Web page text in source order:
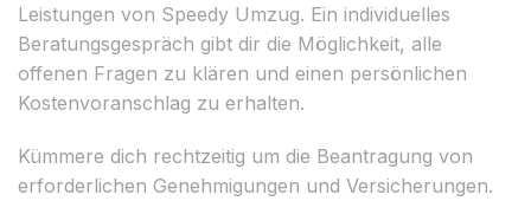
Leistungen von Speedy Umzug. Ein individuelles
Beratungsgespräch gibt dir die Möglichkeit, alle
offenen Fragen zu klären und einen persönlichen
Kostenvoranschlag zu erhalten.
Kümmere dich rechtzeitig um die Beantragung von
erforderlichen Genehmigungen und Versicherungen.